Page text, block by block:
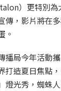
）更特別為
傳，影片將在
。
播局今年活動
打造夏日焦點
燈光秀，蜘蛛